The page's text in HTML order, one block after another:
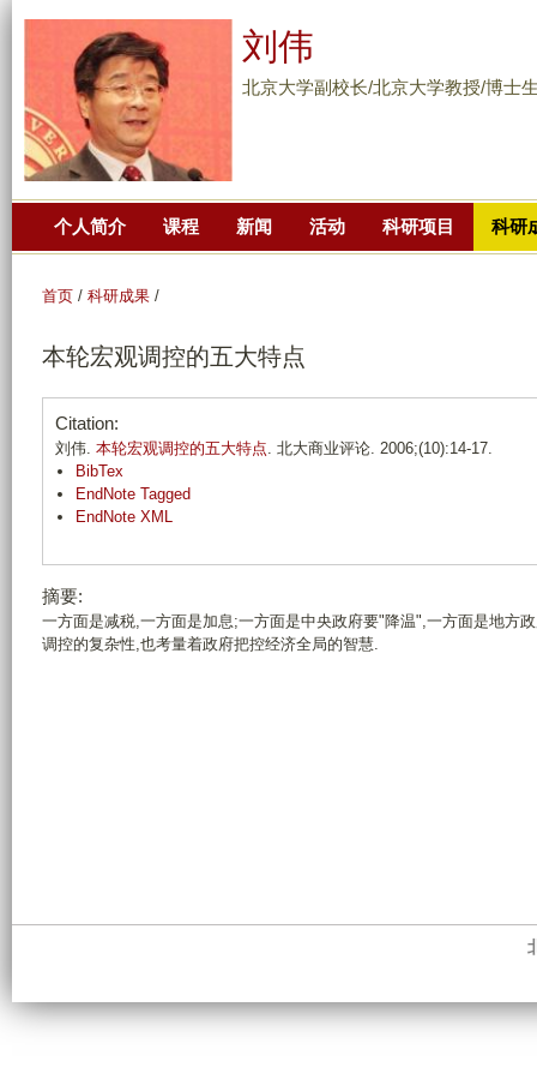
到
主
要
刘伟
北京大学副校长/北京大学教授/博士
个人简介 课程 新闻 活动 科研项目 科研
首页 / 科研成果 /
本轮宏观调控的五大特点
Citation:
刘伟. 本轮宏观调控的五大特点. 北大商业评论. 2006;(10):14-17.
BibTex
EndNote Tagged
EndNote XML
摘要:
一方面是减税,一方面是加息;一方面是中央政府要"降温",一方面是地
调控的复杂性,也考量着政府把控经济全局的智慧.